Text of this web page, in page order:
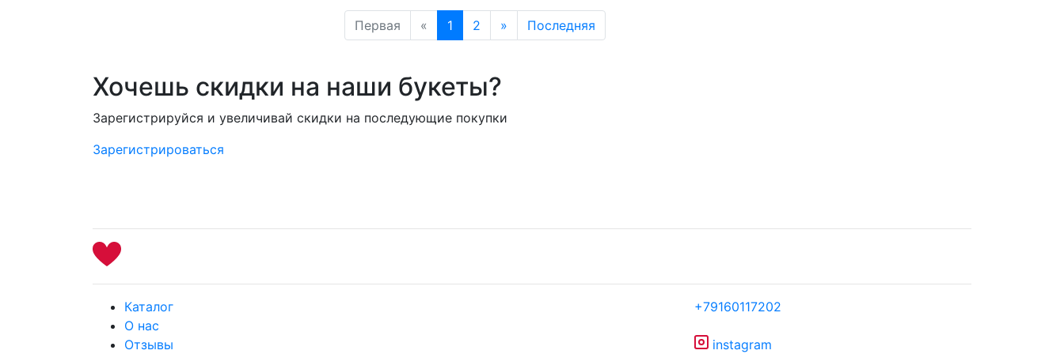
Первая « 1 2 » Последняя
Хочешь скидки на наши букеты?
Зарегистрируйся и увеличивай скидки на последующие покупки
Зарегистрироваться
Каталог
О нас
Отзывы
+79160117202
instagram